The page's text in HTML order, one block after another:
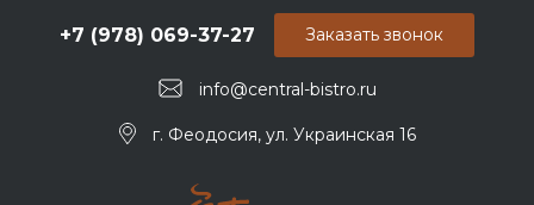
info@central-bistro.ru
+7 (978) 069-37-27
г. Феодосия, ул. Украинская 16
Заказать звонок